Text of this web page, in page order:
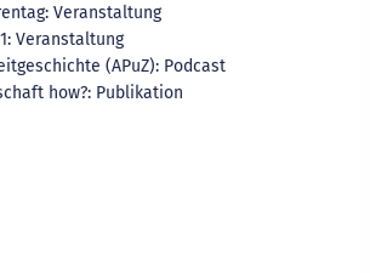
Veranstaltung
Veranstaltung
(APuZ): Podcast
how?: Publikation